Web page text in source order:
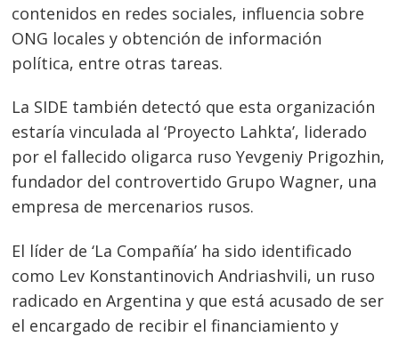
contenidos en redes sociales, influencia sobre
ONG locales y obtención de información
política, entre otras tareas.
La SIDE también detectó que esta organización
estaría vinculada al ‘Proyecto Lahkta’, liderado
por el fallecido oligarca ruso Yevgeniy Prigozhin,
fundador del controvertido Grupo Wagner, una
empresa de mercenarios rusos.
El líder de ‘La Compañía’ ha sido identificado
como Lev Konstantinovich Andriashvili, un ruso
radicado en Argentina y que está acusado de ser
el encargado de recibir el financiamiento y
Navegación
entradas